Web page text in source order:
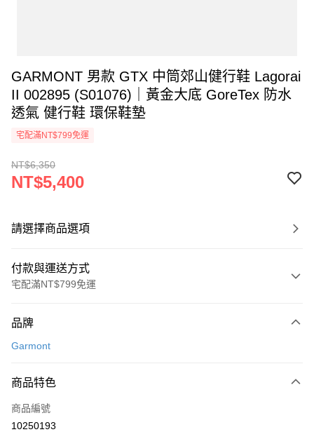
GARMONT 男款 GTX 中筒郊山健行鞋 Lagorai
II 002895 (S01076)｜黃金大底 GoreTex 防水
透氣 健行鞋 環保鞋墊
宅配滿NT$799免運
NT$6,350
NT$5,400
請選擇商品選項
付款與運送方式
宅配滿NT$799免運
信用卡一次付款
Apple Pay
街口支付
品牌
Garmont
商品特色
商品編號
10250193